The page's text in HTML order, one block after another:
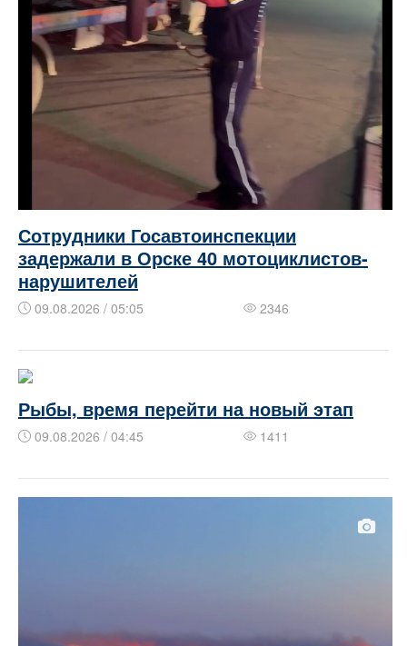
Сотрудники Госавтоинспекции
задержали в Орске 40 мотоциклистов-
нарушителей
09.08.2026 / 05:05 2346
Рыбы, время перейти на новый этап
09.08.2026 / 04:45 1411